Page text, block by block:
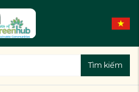
Tìm kiếm